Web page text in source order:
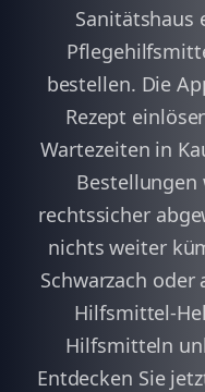
Sanitätshaus
bestellen. Die
Rezept
Wartezeiten in
Bestellungen
rechtssicher
nichts weiter
Schwarzach
Hilfsmittel-
Hilfsmitteln
Entdecken Sie